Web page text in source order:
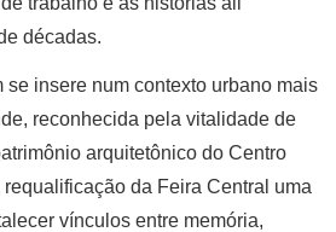
décadas.
se insere num contexto urbano mais
reconhecida pela vitalidade de
arquitetônico do Centro
da Feira Central uma
vínculos entre memória,